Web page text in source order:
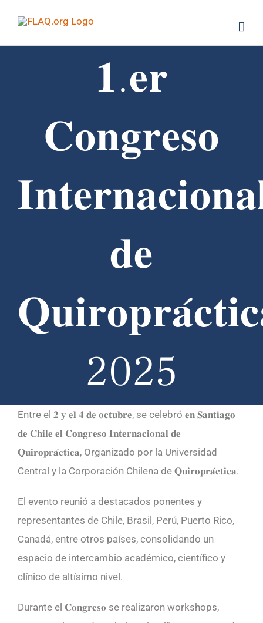
contenido
𝟏.𝐞𝐫
𝐂𝐨𝐧𝐠𝐫𝐞𝐬𝐨
𝐝𝐞
2025
Entre el 𝟐 𝐲 𝐞𝐥 𝟒 𝐝𝐞 𝐨𝐜𝐭𝐮𝐛𝐫𝐞, se celebró 𝐞𝐧 𝐒𝐚𝐧𝐭𝐢𝐚𝐠𝐨
𝐝𝐞 𝐂𝐡𝐢𝐥𝐞 𝐞𝐥 𝐂𝐨𝐧𝐠𝐫𝐞𝐬𝐨 𝐈𝐧𝐭𝐞𝐫𝐧𝐚𝐜𝐢𝐨𝐧𝐚𝐥 𝐝𝐞
𝐐𝐮𝐢𝐫𝐨𝐩𝐫𝐚́𝐜𝐭𝐢𝐜𝐚, Organizado por la Universidad
Central y la Corporación Chilena de 𝐐𝐮𝐢𝐫𝐨𝐩𝐫𝐚́𝐜𝐭𝐢𝐜𝐚.
El evento reunió a destacados ponentes y
representantes de Chile, Brasil, Perú, Puerto Rico,
Canadá, entre otros países, consolidando un
espacio de intercambio académico, científico y
clínico de altísimo nivel.
Durante el 𝐂𝐨𝐧𝐠𝐫𝐞𝐬𝐨 se realizaron workshops,